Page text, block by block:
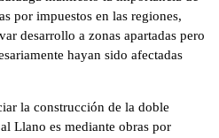
por impuestos en las regiones,
desarrollo a zonas apartadas pero
hayan sido afectadas
la construcción de la doble
Llano es mediante obras por